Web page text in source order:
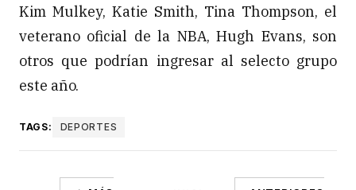
Kim Mulkey, Katie Smith, Tina Thompson, el
veterano oficial de la NBA, Hugh Evans, son
otros que podrían ingresar al selecto grupo
este año.
TAGS: DEPORTES